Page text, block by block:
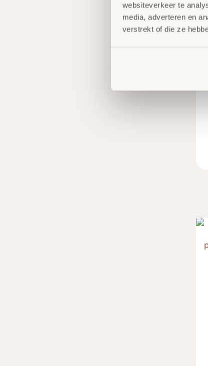
websiteverkeer te
media, adverteren en
verstrekt of die ze